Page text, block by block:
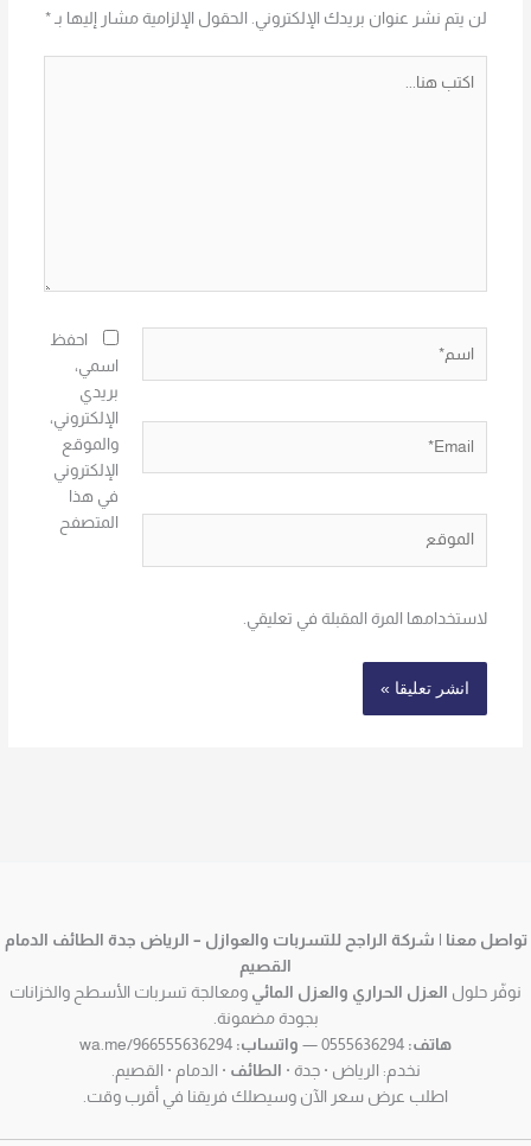
لن يتم نشر عنوان بريدك الإلكتروني. الحقول الإلزامية مشار إليها بـ *
هنا...
احفظ
اسمي،
بريدي
الإلكتروني،
والموقع
الإلكتروني
في هذا
المتصفح
لاستخدامها المرة المقبلة في تعليقي.
تواصل معنا | شركة الراجح للتسربات والعوازل – الرياض جدة الطائف الدمام
القصيم
نوفّر حلول العزل الحراري والعزل المائي ومعالجة تسربات الأسطح والخزانات
بجودة مضمونة.
هاتف:
واتساب:
نخدم: الرياض · جدة · الطائف · الدمام · القصيم.
اطلب عرض سعر الآن وسيصلك فريقنا في أقرب وقت.